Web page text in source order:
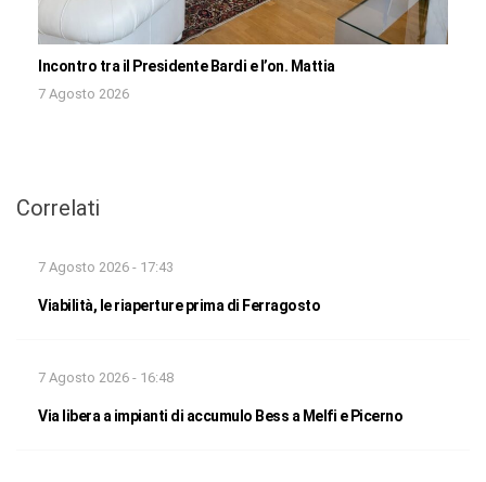
Incontro tra il Presidente Bardi e l’on. Mattia
7 Agosto 2026
Correlati
7 Agosto 2026 - 17:43
Viabilità, le riaperture prima di Ferragosto
7 Agosto 2026 - 16:48
Via libera a impianti di accumulo Bess a Melfi e Picerno